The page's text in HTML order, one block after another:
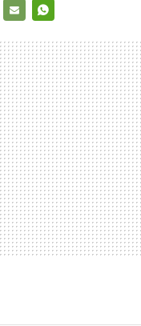
MAIL